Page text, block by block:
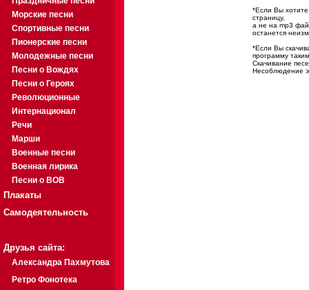
Морские песни
Спортивные песни
Пионерские песни
Молодежные песни
Песни о Вождях
Песни о Героях
Революционные
Интернационал
Речи
Марши
Военные песни
Военная лирика
Песни о ВОВ
Плакаты
Самодеятельность
Друзья сайта:
Александра Пахмутова
Ретро Фонотека
*Если Вы
страницу,
а не на mp3
останется
*Если Вы
программу
Скачивание
Несоблюдение